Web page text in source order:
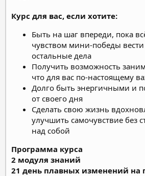
Курс для вас, если хотите:
Быть на шаг впереди, пока
чувством мини-победы
остальные дела
Получить возможность
что для вас по-настоящему
Долго быть энергичными и
от своего дня
Сделать свою жизнь
улучшить самочувствие без
над собой
Программа курса
2 модуля знаний
21 день плавных изменений на